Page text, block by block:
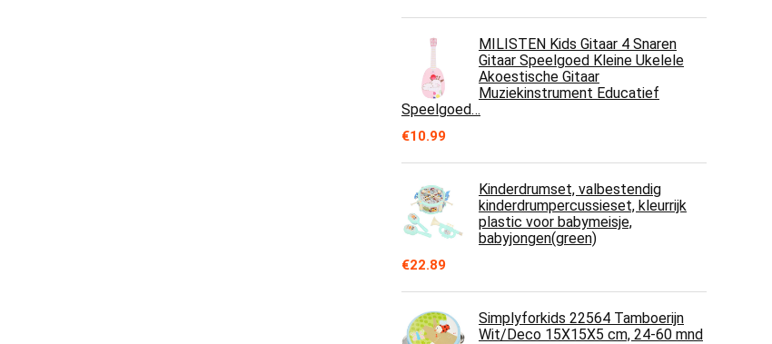
MILISTEN Kids Gitaar 4 Snaren
Gitaar Speelgoed Kleine Ukelele
Akoestische Gitaar
Muziekinstrument Educatief
Speelgoed…
€10.99
Kinderdrumset, valbestendig
kinderdrumpercussieset, kleurrijk
plastic voor babymeisje,
babyjongen(green)
€22.89
Simplyforkids 22564 Tamboerijn
Wit/Deco 15X15X5 cm, 24-60 mnd